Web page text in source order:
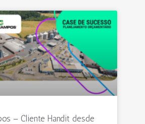
– Cliente Handit desde